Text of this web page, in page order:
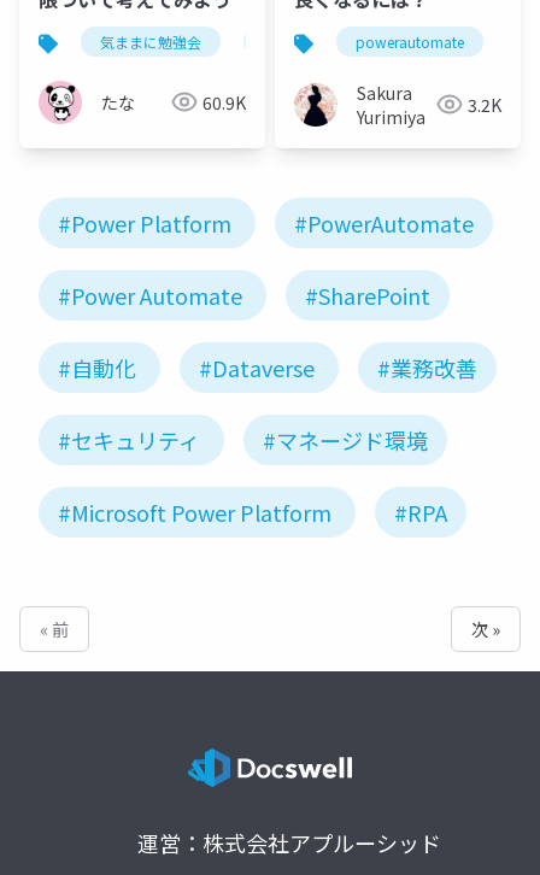
気ままに勉強会 powerautomate
たな 60.9K
powerautomate
Sakura
Yurimiya
3.2K
#Power Platform #PowerAutomate
#Power Automate #SharePoint
#自動化 #Dataverse #業務改善
#セキュリティ #マネージド環境
#Microsoft Power Platform #RPA
« 前 次 »
運営：株式会社アプルーシッド